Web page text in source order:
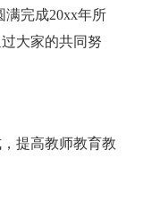
满完成20xx年所
大家的共同努
提高教师教育教